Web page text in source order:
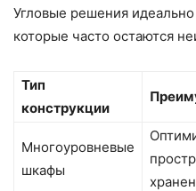
Угловые решения идеально
которые часто остаются
Тип
конструкции
Многоуровневые
шкафы